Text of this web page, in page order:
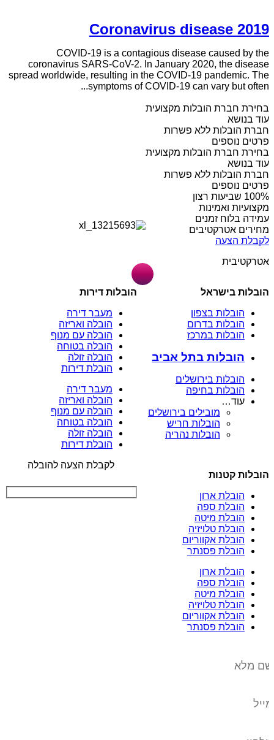
Coronavirus disease 2019
COVID-19 is a contagious disease caused by the
coronavirus SARS-CoV-2. In January 2020, the disease
spread worldwide, resulting in the COVID-19 pandemic. The
symptoms of COVID‑19 can vary but often...
בחירת חברת הובלות מקצועית
עוד בנושא
חברת הובלות ללא פשרות
פרטים נוספים
בחירת חברת הובלות מקצועית
עוד בנושא
חברת הובלות ללא פשרות
פרטים נוספים
מקצועיות ואמינות
עמידה בלוח זמנים
מחירים אטרקטיבים
לקבלת הצעה
אטרקטיבית
הובלות בישראל
הובלות בצפון
הובלות בדרום
הובלות במרכז
הובלות בתל אביב
הובלות בירושלים
הובלות בחיפה
עוד…
מובילים בירושלים
הובלות חריש
הובלות נהריה
הובלות דירות
מעבר דירה
הובלה ואריזה
הובלה עם מנוף
הובלה בטוחה
הובלה זולה
הובלת דירות
מעבר דירה
הובלה ואריזה
הובלה עם מנוף
הובלה בטוחה
הובלה זולה
הובלת דירות
הובלות קטנות
הובלת ארון
הובלת ספה
הובלת מיטה
הובלת טלויזיה
הובלת אקווריום
הובלת פסנתר
הובלת ארון
הובלת ספה
הובלת מיטה
הובלת טלויזיה
הובלת אקווריום
הובלת פסנתר
לקבלת הצעה להובלה